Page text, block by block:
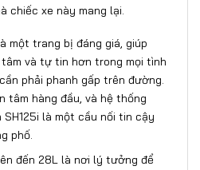
chiếc xe này mang lại.
một trang bị đáng giá, giúp
và tự tin hơn trong mọi tình
phải phanh gấp trên đường.
tâm hàng đầu, và hệ thống
SH125i là một cầu nối tin cậy
phố.
đến 28L là nơi lý tưởng để